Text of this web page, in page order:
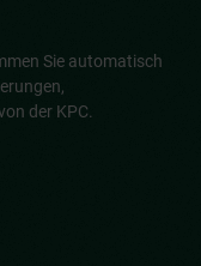
Sie automatisch
der KPC.